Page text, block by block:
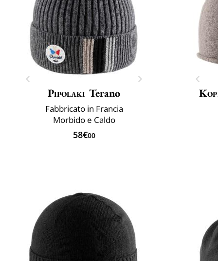
Pipolaki Terano
Fabbricato in Francia
Morbido e Caldo
58€00